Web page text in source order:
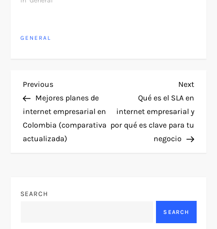
GENERAL
P
o
s
a
Previous
Post
Previous
Mejores planes de
internet empresarial en
Colombia (comparativa
actualizada)
Next
Post
Next
Qué es el SLA en
internet empresarial y
por qué es clave para tu
negocio
SEARCH
SEARCH